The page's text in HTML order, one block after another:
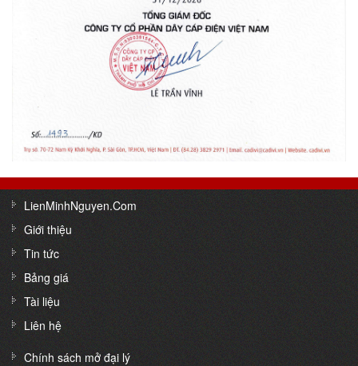
LienMinhNguyen.Com
Giới thiệu
Tin tức
Bảng giá
Tài liệu
Liên hệ
Chính sách mở đại lý